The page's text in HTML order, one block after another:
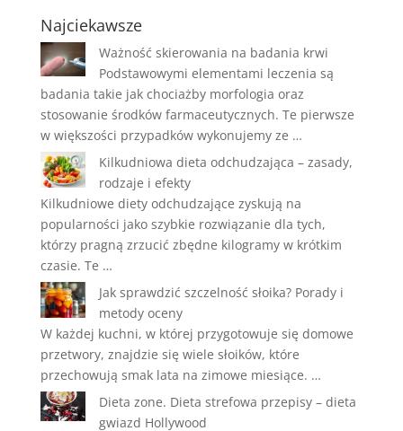
Najciekawsze
Ważność skierowania na badania krwi
Podstawowymi elementami leczenia są
badania takie jak chociażby morfologia oraz
stosowanie środków farmaceutycznych. Te pierwsze
w większości przypadków wykonujemy ze …
Kilkudniowa dieta odchudzająca – zasady,
rodzaje i efekty
Kilkudniowe diety odchudzające zyskują na
popularności jako szybkie rozwiązanie dla tych,
którzy pragną zrzucić zbędne kilogramy w krótkim
czasie. Te …
Jak sprawdzić szczelność słoika? Porady i
metody oceny
W każdej kuchni, w której przygotowuje się domowe
przetwory, znajdzie się wiele słoików, które
przechowują smak lata na zimowe miesiące. …
Dieta zone. Dieta strefowa przepisy – dieta
gwiazd Hollywood